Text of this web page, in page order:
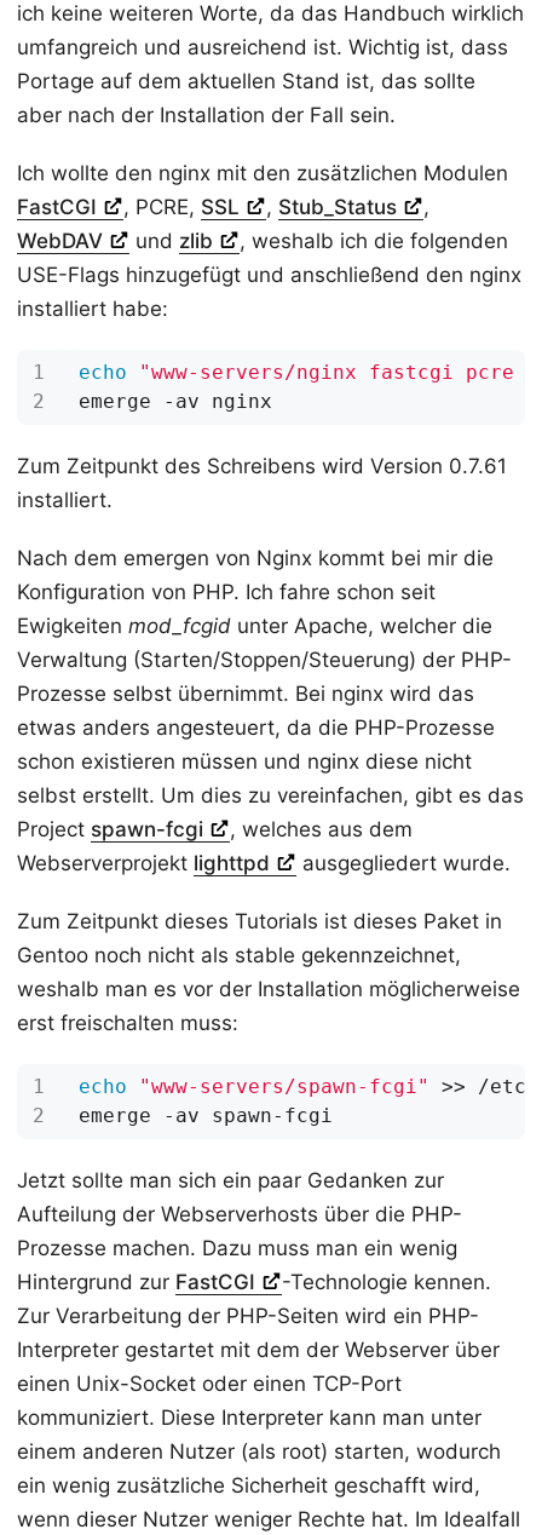
ich keine weiteren Worte, da das Handbuch wirklich
umfangreich und ausreichend ist. Wichtig ist, dass
Portage auf dem aktuellen Stand ist, das sollte
aber nach der Installation der Fall sein.
Ich wollte den nginx mit den zusätzlichen Modulen
FastCGI
, PCRE, SSL , Stub_Status
,
WebDAV
und zlib
, weshalb ich die folgenden
USE-Flags hinzugefügt und anschließend den nginx
installiert habe:
echo
"www-servers/nginx fastcgi pcre
Zum Zeitpunkt des Schreibens wird Version 0.7.61
installiert.
Nach dem emergen von Nginx kommt bei mir die
Konfiguration von PHP. Ich fahre schon seit
Ewigkeiten mod_fcgid unter Apache, welcher die
Verwaltung (Starten/Stoppen/Steuerung) der PHP-
Prozesse selbst übernimmt. Bei nginx wird das
etwas anders angesteuert, da die PHP-Prozesse
schon existieren müssen und nginx diese nicht
selbst erstellt. Um dies zu vereinfachen, gibt es das
Project spawn-fcgi
, welches aus dem
Webserverprojekt lighttpd ausgegliedert wurde.
Zum Zeitpunkt dieses Tutorials ist dieses Paket in
Gentoo noch nicht als stable gekennzeichnet,
weshalb man es vor der Installation möglicherweise
erst freischalten muss:
echo
"www-servers/spawn-fcgi"
Jetzt sollte man sich ein paar Gedanken zur
Aufteilung der Webserverhosts über die PHP-
Prozesse machen. Dazu muss man ein wenig
Hintergrund zur FastCGI
-Technologie kennen.
Zur Verarbeitung der PHP-Seiten wird ein PHP-
Interpreter gestartet mit dem der Webserver über
einen Unix-Socket oder einen TCP-Port
kommuniziert. Diese Interpreter kann man unter
einem anderen Nutzer (als root) starten, wodurch
ein wenig zusätzliche Sicherheit geschafft wird,
wenn dieser Nutzer weniger Rechte hat. Im Idealfall